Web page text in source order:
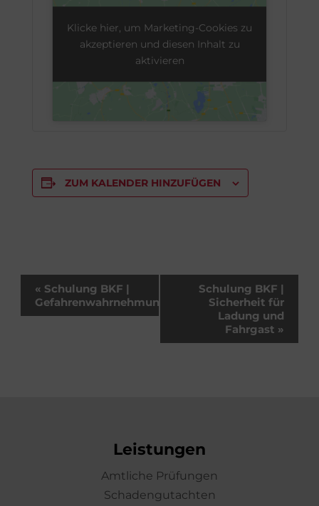
Klicke hier, um Marketing-Cookies zu
akzeptieren und diesen Inhalt zu
aktivieren
ZUM KALENDER HINZUFÜGEN
Veranstaltung-
Navigation
« Schulung BKF |
Gefahrenwahrnehmung
Schulung BKF |
Sicherheit für
Ladung und
Fahrgast »
Leistungen
Amtliche Prüfungen
Schadengutachten